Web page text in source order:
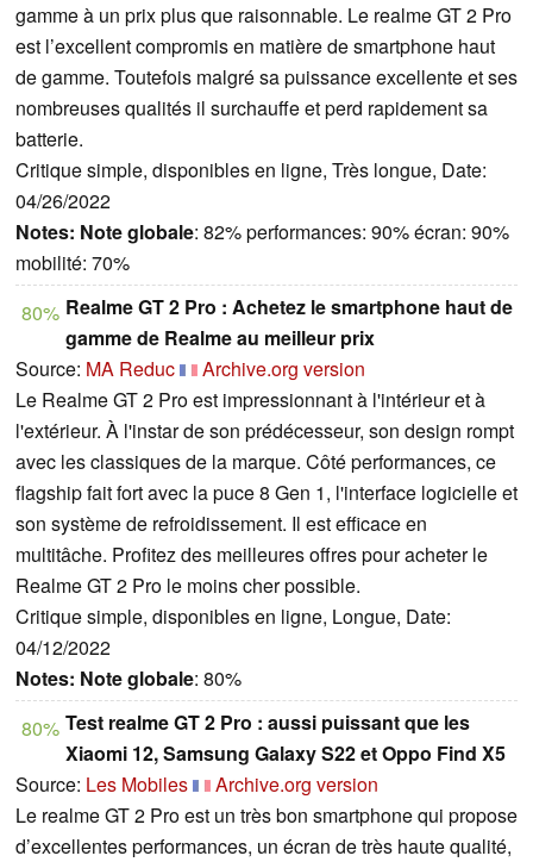
gamme à un prix plus que raisonnable. Le realme GT 2 Pro
est l’excellent compromis en matière de smartphone haut
de gamme. Toutefois malgré sa puissance excellente et ses
nombreuses qualités il surchauffe et perd rapidement sa
batterie.
Critique simple, disponibles en ligne, Très longue, Date:
04/26/2022
Notes: Note globale: 82% performances: 90% écran: 90%
mobilité: 70%
80% Realme GT 2 Pro : Achetez le smartphone haut de
gamme de Realme au meilleur prix
Source: MA Reduc
Archive.org version
Le Realme GT 2 Pro est impressionnant à l'intérieur et à
l'extérieur. À l'instar de son prédécesseur, son design rompt
avec les classiques de la marque. Côté performances, ce
flagship fait fort avec la puce 8 Gen 1, l'interface logicielle et
son système de refroidissement. Il est efficace en
multitâche. Profitez des meilleures offres pour acheter le
Realme GT 2 Pro le moins cher possible.
Critique simple, disponibles en ligne, Longue, Date:
04/12/2022
Notes: Note globale: 80%
80% Test realme GT 2 Pro : aussi puissant que les
Xiaomi 12, Samsung Galaxy S22 et Oppo Find X5
Source: Les Mobiles
Archive.org version
Le realme GT 2 Pro est un très bon smartphone qui propose
d’excellentes performances, un écran de très haute qualité,